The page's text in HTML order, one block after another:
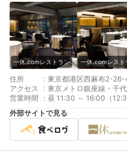
一休.comレストラン 一休.comレスト
住所 : 東京都港区西麻布2-26-
アクセス
: 東京メトロ銀座線・千
営業時間
: 昼 11:30 ～ 16:00（
外部サイトで見る